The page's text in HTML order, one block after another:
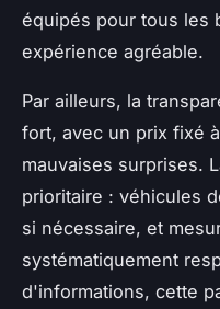
équipés pour tous les
expérience agréable.
Par ailleurs, la
fort, avec un prix fixé
mauvaises surprises.
prioritaire : véhicules
si nécessaire, et
systématiquement
d'informations, cette